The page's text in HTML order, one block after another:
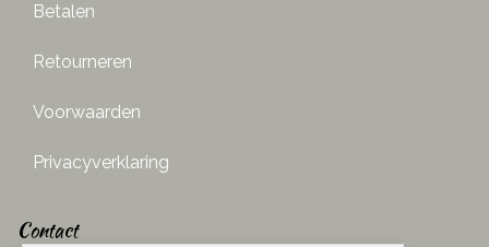
Betalen
Retourneren
Voorwaarden
Privacyverklaring
Contact